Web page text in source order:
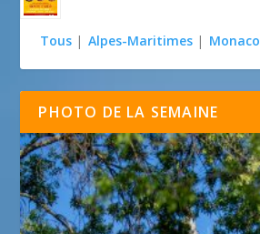
Tous | Alpes-Maritimes | Monaco
PHOTO DE LA SEMAINE